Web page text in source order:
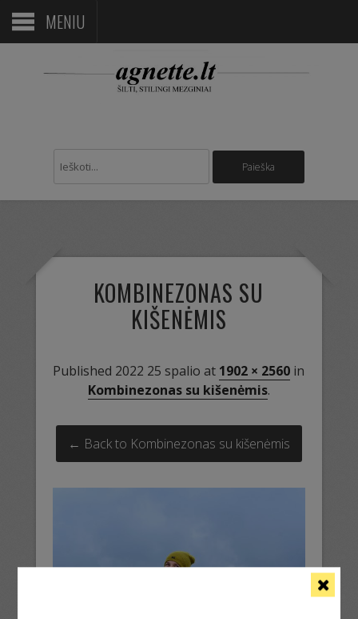
MENIU
KOMBINEZONAS SU
KIŠENĖMIS
Published 2022 25 spalio at 1902 × 2560 in
Kombinezonas su kišenėmis.
← Back to Kombinezonas su kišenėmis